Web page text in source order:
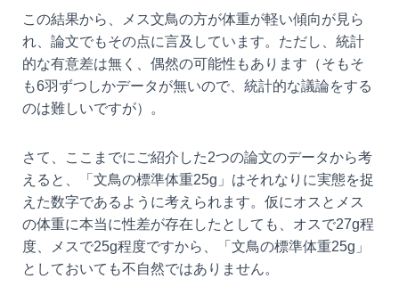
この結果から、メス文鳥の方が体重が軽い傾向が見ら
れ、論文でもその点に言及しています。ただし、統計
的な有意差は無く、偶然の可能性もあります（そもそ
も6羽ずつしかデータが無いので、統計的な議論をする
のは難しいですが）。
さて、ここまでにご紹介した2つの論文のデータから考
えると、「文鳥の標準体重25g」はそれなりに実態を捉
えた数字であるように考えられます。仮にオスとメス
の体重に本当に性差が存在したとしても、オスで27g程
度、メスで25g程度ですから、「文鳥の標準体重25g」
としておいても不自然ではありません。